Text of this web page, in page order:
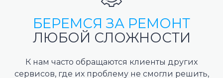
БЕРЕМСЯ ЗА РЕМОНТ
ЛЮБОЙ СЛОЖНОСТИ
К нам часто обращаются клиенты других
сервисов, где их проблему не смогли решить,